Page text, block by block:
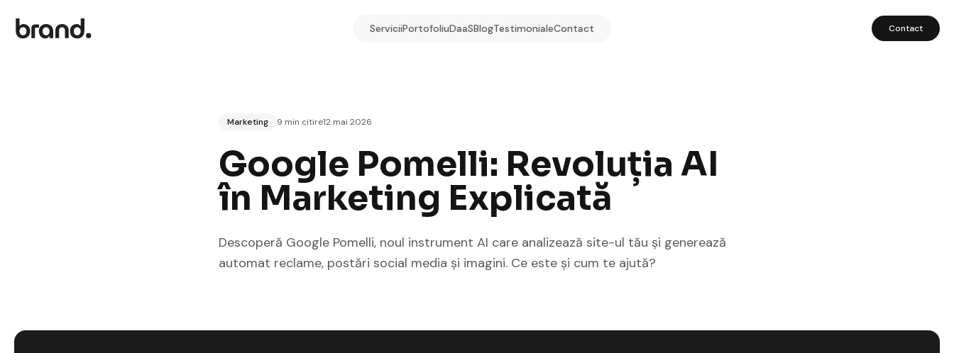
ServiciiPortofoliuDaaSBlogTestimonialeContact Contact
Marketing 9 min citire12 mai 2026
Google Pomelli: Revoluția AI
în Marketing Explicată
Descoperă Google Pomelli, noul instrument AI care analizează site-ul tău și generează
automat reclame, postări social media și imagini. Ce este și cum te ajută?